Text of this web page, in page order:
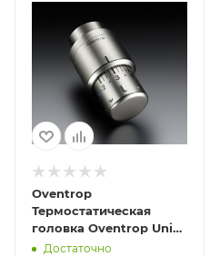
Oventrop
Термостатическая
головка Oventrop Uni
SH матовая сталь art
Достаточно